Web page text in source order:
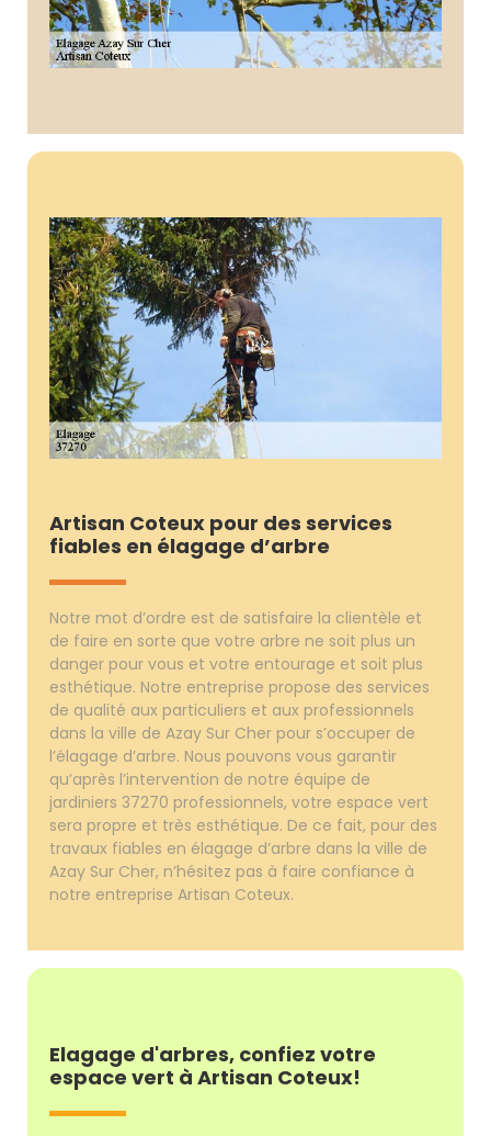
Artisan Coteux pour des services
fiables en élagage d’arbre
Notre mot d’ordre est de satisfaire la clientèle et
de faire en sorte que votre arbre ne soit plus un
danger pour vous et votre entourage et soit plus
esthétique. Notre entreprise propose des services
de qualité aux particuliers et aux professionnels
dans la ville de Azay Sur Cher pour s’occuper de
l’élagage d’arbre. Nous pouvons vous garantir
qu’après l’intervention de notre équipe de
jardiniers 37270 professionnels, votre espace vert
sera propre et très esthétique. De ce fait, pour des
travaux fiables en élagage d’arbre dans la ville de
Azay Sur Cher, n’hésitez pas à faire confiance à
notre entreprise Artisan Coteux.
Elagage d'arbres, confiez votre
espace vert à Artisan Coteux!